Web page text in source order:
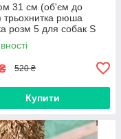
31 см (об'єм до
трьохнитка рюша
розм 5 для собак S
520 ₴
Купити